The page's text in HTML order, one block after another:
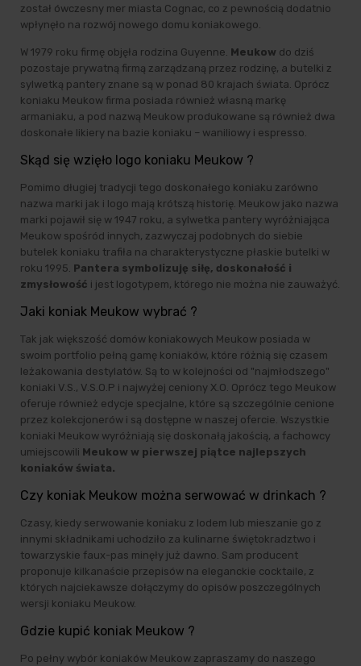
został ówczesny mer miasta Cognac, co z pewnością dodatnio
wpłynęło na rozwój nowego domu koniakowego.
W 1979 roku firmę objęła rodzina Guyenne. Meukow do dziś
pozostaje prywatną firmą zarządzaną przez rodzinę, a butelki z
sylwetką pantery znane są w ponad 80 krajach świata. Oprócz
koniaku Meukow firma posiada również własną markę
armaniaku, a pod nazwą Meukow produkowane są również dwa
doskonałe likiery na bazie koniaku – waniliowy i espresso.
Skąd się wzięło logo koniaku Meukow ?
Pomimo długiej tradycji tego doskonałego koniaku zarówno
nazwa marki jak i logo mają krótszą historię. Meukow jako nazwa
marki pojawił się w 1947 roku, a sylwetka pantery wyróżniająca
Meukow spośród innych, zazwyczaj podobnych do siebie
butelek koniaku trafiła na charakterystyczne płaskie butelki w
roku 1995. Pantera symbolizuję siłę, doskonałość i
zmysłowość i jest logotypem, którego nie można nie zauważyć.
Jaki koniak Meukow wybrać ?
Tak jak większość domów koniakowych Meukow posiada w
swoim portfolio pełną gamę koniaków, które różnią się czasem
leżakowania destylatów. Są to w kolejności od "najmłodszego"
koniaki V.S., V.S.O.P i najwyżej ceniony X.O. Oprócz tego Meukow
oferuje również edycje specjalne, które są szczególnie cenione
przez kolekcjonerów i są dostępne w naszej ofercie. Wszystkie
koniaki Meukow wyróżniają się doskonałą jakością, a fachowcy
umiejscowili Meukow w pierwszej piątce najlepszych
koniaków świata.
Czy koniak Meukow można serwować w drinkach ?
Czasy, kiedy serwowanie koniaku z lodem lub mieszanie go z
innymi składnikami uchodziło za kulinarne świętokradztwo i
towarzyskie faux-pas minęły już dawno. Sam producent
proponuje kilkanaście przepisów na eleganckie cocktaile, z
których najciekawsze dołączymy do opisów poszczególnych
wersji koniaku Meukow.
Gdzie kupić koniak Meukow ?
Po pełny wybór koniaków Meukow zapraszamy do naszego